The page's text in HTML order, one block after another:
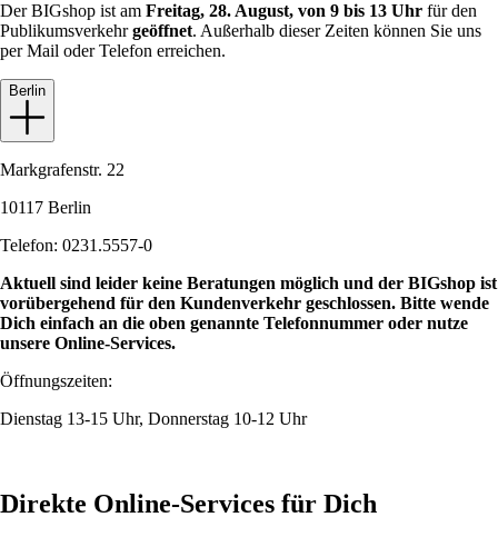
Der BIGshop ist am Freitag, 28. August, von 9 bis 13 Uhr für den
Publikumsverkehrgeöffnet. Außerhalb dieser Zeiten können Sie uns
per Mail oder Telefon erreichen.
Berlin
Markgrafenstr. 22
10117 Berlin
Telefon: 0231.5557-0
Aktuell sind leider keine Beratungen möglich und der BIGshop ist
vorübergehend für den Kundenverkehr geschlossen. Bitte wende
Dich einfach an die oben genannte Telefonnummer oder nutze
unsere Online-Services.
Öffnungszeiten:
Dienstag 13-15 Uhr, Donnerstag 10-12 Uhr
Direkte Online-Services für Dich